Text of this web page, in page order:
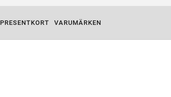
PRESENTKORT VARUMÄRKEN